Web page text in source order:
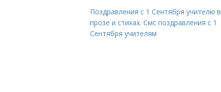
Поздравления с 1 Сентября учителю в
прозе и стихах. Смс поздравления с 1
Сентября учителям